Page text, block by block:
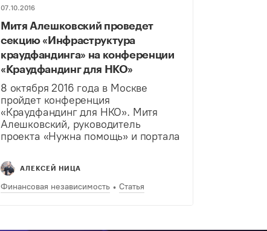
07.10.2016
Митя Алешковский проведет
секцию «Инфраструктура
краудфандинга» на конференции
«Краудфандинг для НКО»
8 октября 2016 года в Москве
пройдет конференция
«Краудфандинг для НКО». Митя
Алешковский, руководитель
проекта «Нужна помощь» и портала
модератором секции
«Инфраструктура краудфандинга».
На ней участники обсудят, что
делает одни краудфандинговые
АЛЕКСЕЙ НИЦА
Финансовая независимость Статья